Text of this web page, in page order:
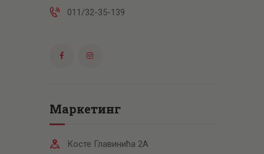
011/32-35-139
Маркетинг
Косте Главинића 2А